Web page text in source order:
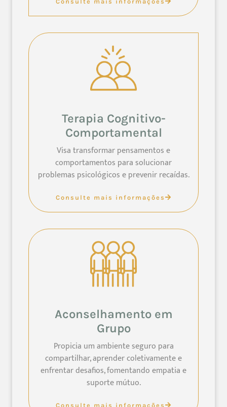
Terapia Cognitivo-
Comportamental
Visa transformar pensamentos e
comportamentos para solucionar
problemas psicológicos e prevenir recaídas.
Consulte mais informações
Aconselhamento em
Grupo
Propicia um ambiente seguro para
compartilhar, aprender coletivamente e
enfrentar desafios, fomentando empatia e
suporte mútuo.
Consulte mais informações